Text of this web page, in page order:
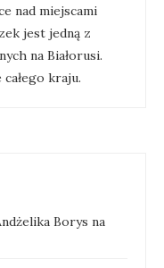
nad miejscami
jest jedną z
na Białorusi.
kraju.
Borys na